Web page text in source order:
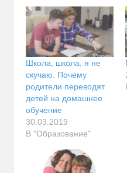
Школа, школа, я не
скучаю. Почему
родители переводят
детей на домашнее
обучение
30.03.2019
В "Образование"